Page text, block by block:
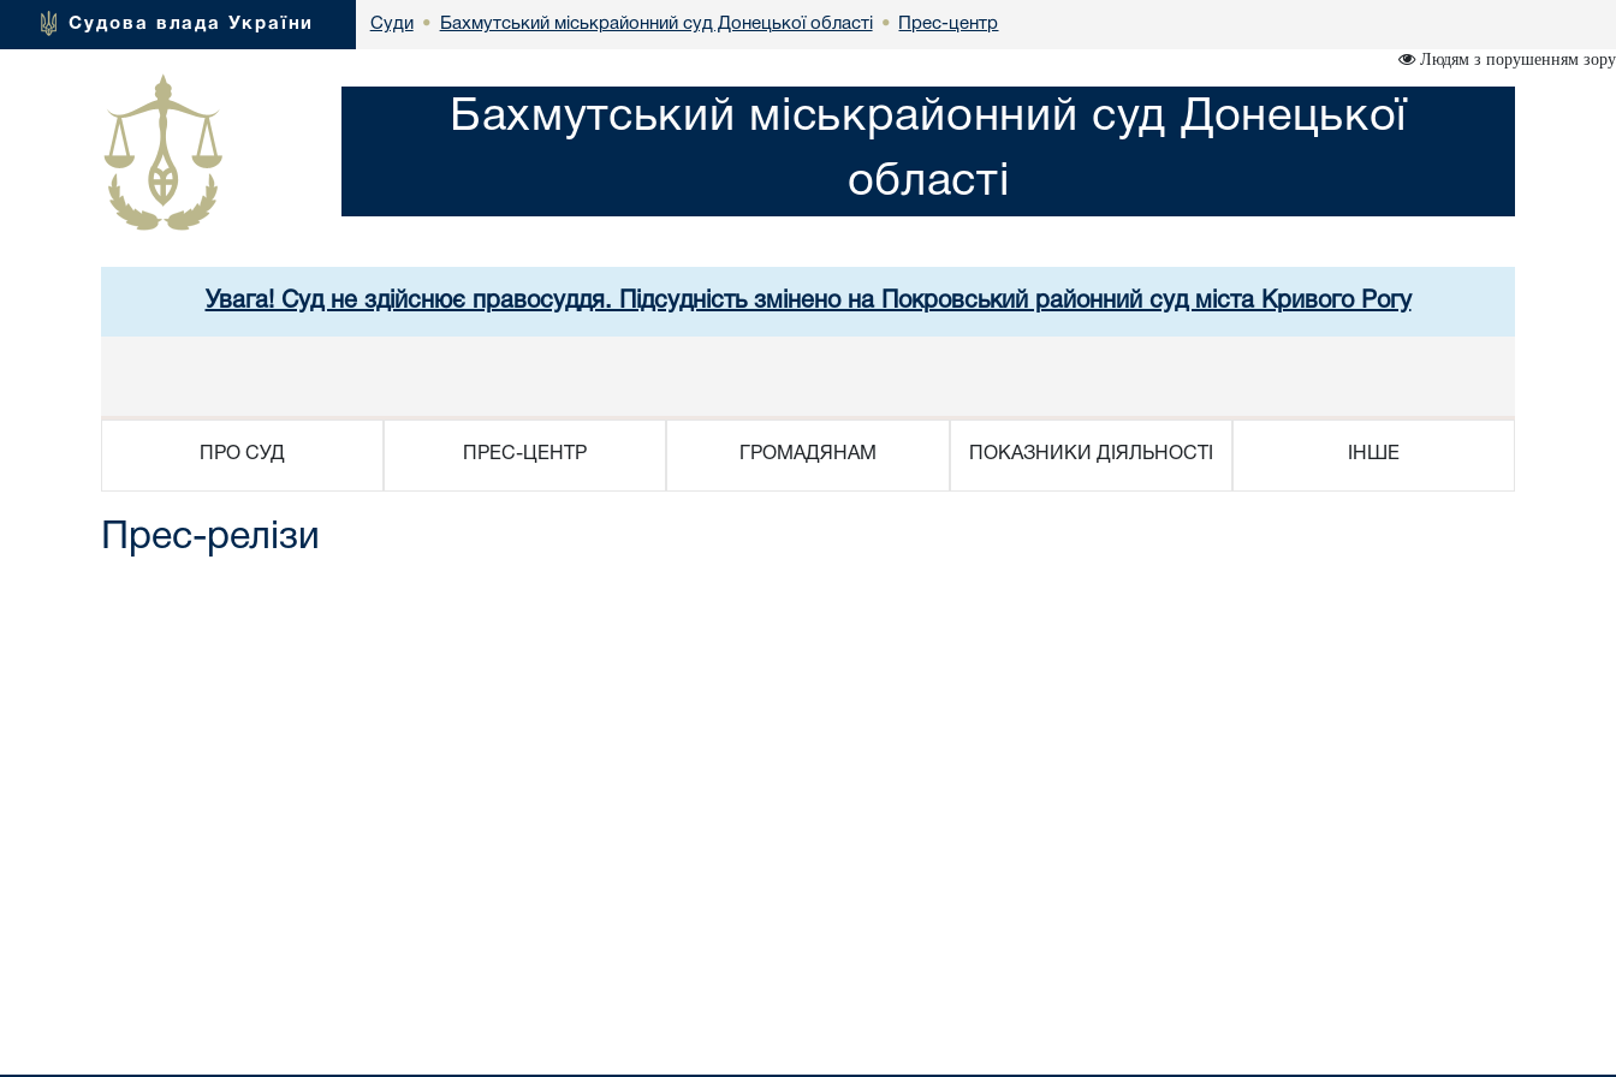
Судова влада України Суди • Бахмутський міськрайонний суд Донецької області • Прес-центр
Людям з порушенням зору
Бахмутський міськрайонний суд Донецької
області
Увага! Суд не здійснює правосуддя. Підсудність змінено на Покровський районний суд міста Кривого Рогу
ПРО СУД ПРЕС-ЦЕНТР ГРОМАДЯНАМ ПОКАЗНИКИ ДІЯЛЬНОСТІ ІНШЕ
Прес-релізи